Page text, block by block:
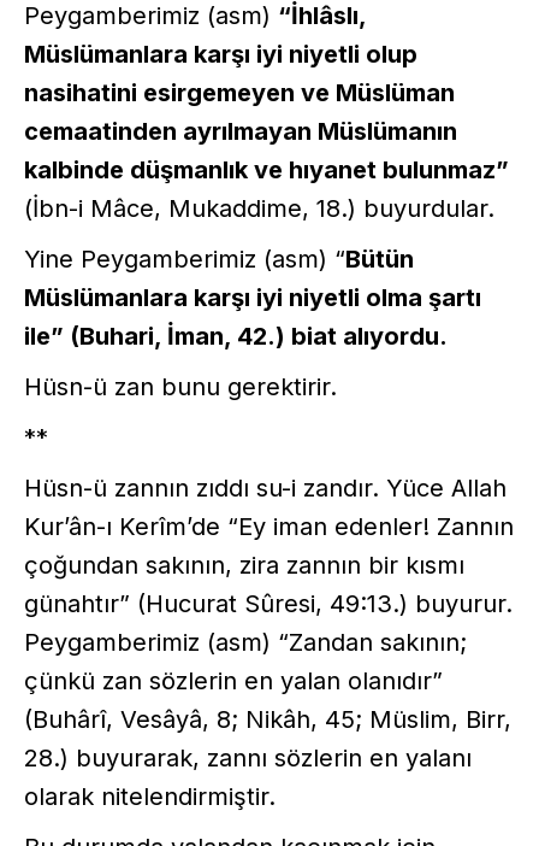
Peygamberimiz (asm) “İhlâslı,
Müslümanlara karşı iyi niyetli olup
nasihatini esirgemeyen ve Müslüman
cemaatinden ayrılmayan Müslümanın
kalbinde düşmanlık ve hıyanet bulunmaz”
(İbn-i Mâce, Mukaddime, 18.) buyurdular.
Yine Peygamberimiz (asm) “Bütün
Müslümanlara karşı iyi niyetli olma şartı
ile” (Buhari, İman, 42.) biat alıyordu.
Hüsn-ü zan bunu gerektirir.
**
Hüsn-ü zannın zıddı su-i zandır. Yüce Allah
Kur’ân-ı Kerîm’de “Ey iman edenler! Zannın
çoğundan sakının, zira zannın bir kısmı
günahtır” (Hucurat Sûresi, 49:13.) buyurur.
Peygamberimiz (asm) “Zandan sakının;
çünkü zan sözlerin en yalan olanıdır”
(Buhârî, Vesâyâ, 8; Nikâh, 45; Müslim, Birr,
28.) buyurarak, zannı sözlerin en yalanı
olarak nitelendirmiştir.